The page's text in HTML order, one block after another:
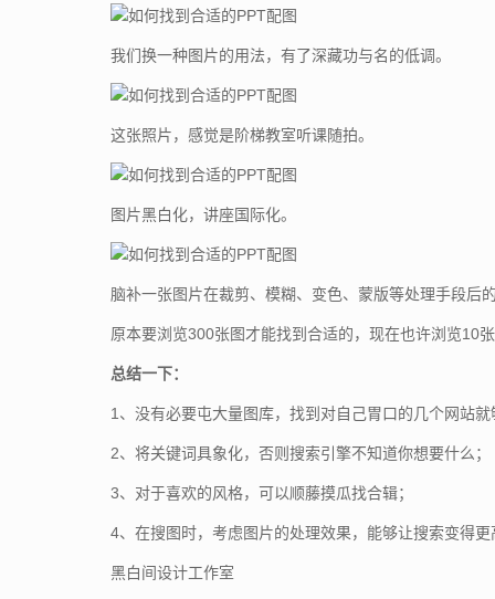
我们换一种图片的用法，有了深藏功与名的低调。
这张照片，感觉是阶梯教室听课随拍。
图片黑白化，讲座国际化。
脑补一张图片在裁剪、模糊、变色、蒙版等处理手段后
原本要浏览300张图才能找到合适的，现在也许浏览10
总结一下：
1、没有必要屯大量图库，找到对自己胃口的几个网站就
2、将关键词具象化，否则搜索引擎不知道你想要什么；
3、对于喜欢的风格，可以顺藤摸瓜找合辑；
4、在搜图时，考虑图片的处理效果，能够让搜索变得更
黑白间设计工作室